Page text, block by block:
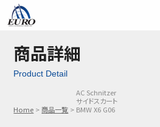
ご利用方法
メール問い合わせ
03-5674-7742
商品詳細
Product Detail
Home 商品一覧
AC Schnitzer
サイドスカート
BMW X6 G06